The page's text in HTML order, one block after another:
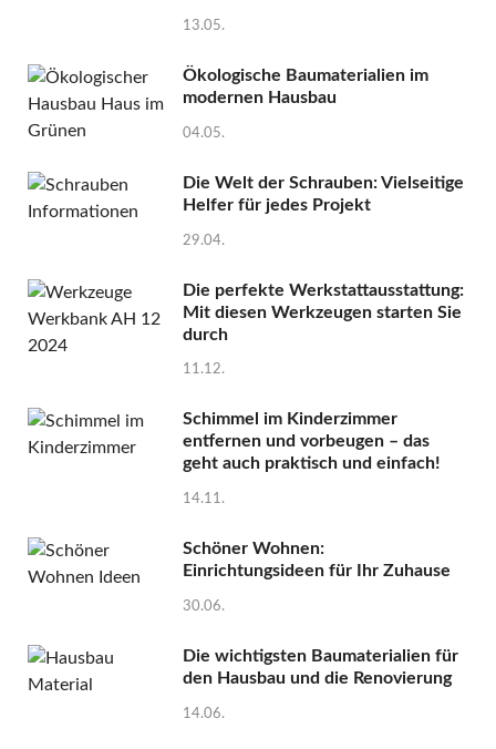
13.05.
Ökologische Baumaterialien im
modernen Hausbau
04.05.
Die Welt der Schrauben: Vielseitige
Helfer für jedes Projekt
29.04.
Die perfekte Werkstattausstattung:
Mit diesen Werkzeugen starten Sie
durch
11.12.
Schimmel im Kinderzimmer
entfernen und vorbeugen – das
geht auch praktisch und einfach!
14.11.
Schöner Wohnen:
Einrichtungsideen für Ihr Zuhause
30.06.
Die wichtigsten Baumaterialien für
den Hausbau und die Renovierung
14.06.